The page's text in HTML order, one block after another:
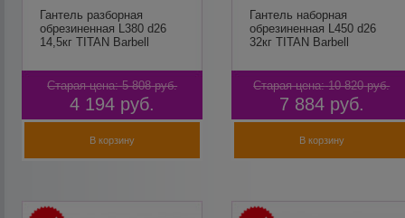
Гантель разборная
обрезиненная L380 d26
14,5кг TITAN Barbell
Старая цена: 5 808 руб.
4 194 руб.
В корзину
Гантель наборная
обрезиненная L450 d26
32кг TITAN Barbell
Старая цена: 10 820 руб.
7 884 руб.
В корзину